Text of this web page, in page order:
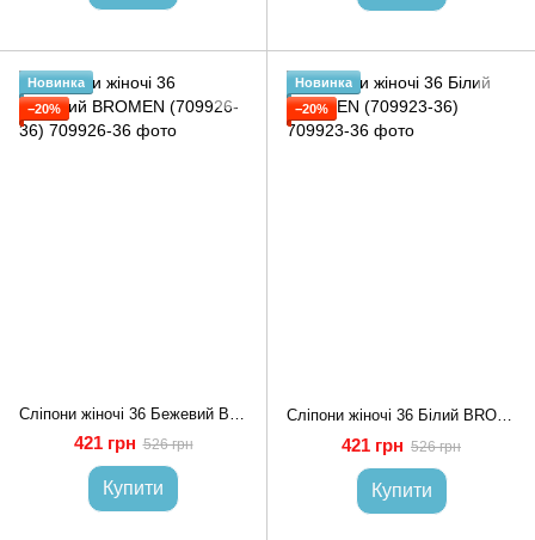
Новинка
−20%
421 грн 526 грн
Купити
Новинка
−20%
Сліпони жіночі 36 Білий BROMEN (709923-36)
421 грн 526 грн
Купити